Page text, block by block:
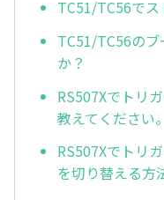
TC51/TC56でス
TC51/TC56の
か？
RS507Xでトリ
教えてください。
RS507Xでトリ
を切り替える方